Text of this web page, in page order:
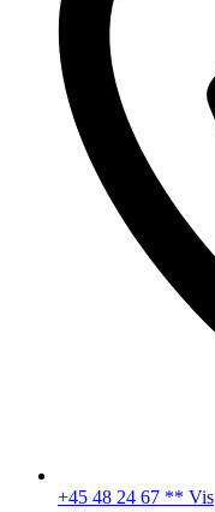
+45 48 24 67 ** Vis